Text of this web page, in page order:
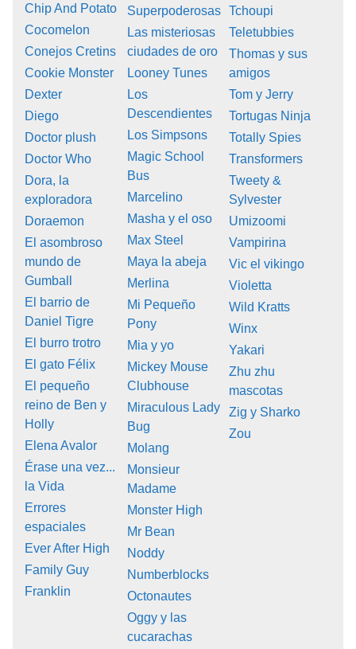
Chip And Potato
Cocomelon
Conejos Cretins
Cookie Monster
Dexter
Diego
Doctor plush
Doctor Who
Dora, la
exploradora
Doraemon
El asombroso
mundo de
Gumball
El barrio de
Daniel Tigre
El burro trotro
El gato Félix
El pequeño
reino de Ben y
Holly
Elena Avalor
Érase una vez...
la Vida
Errores
espaciales
Ever After High
Family Guy
Franklin
Superpoderosas
Las misteriosas
ciudades de oro
Looney Tunes
Los
Descendientes
Los Simpsons
Magic School
Bus
Marcelino
Masha y el oso
Max Steel
Maya la abeja
Merlina
Mi Pequeño
Pony
Mia y yo
Mickey Mouse
Clubhouse
Miraculous Lady
Bug
Molang
Monsieur
Madame
Monster High
Mr Bean
Noddy
Numberblocks
Octonautes
Oggy y las
cucarachas
Tchoupi
Teletubbies
Thomas y sus
amigos
Tom y Jerry
Tortugas Ninja
Totally Spies
Transformers
Tweety &
Sylvester
Umizoomi
Vampirina
Vic el vikingo
Violetta
Wild Kratts
Winx
Yakari
Zhu zhu
mascotas
Zig y Sharko
Zou